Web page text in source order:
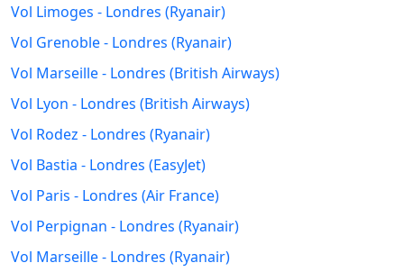
Vol Limoges - Londres (Ryanair)
Vol Grenoble - Londres (Ryanair)
Vol Marseille - Londres (British Airways)
Vol Lyon - Londres (British Airways)
Vol Rodez - Londres (Ryanair)
Vol Bastia - Londres (EasyJet)
Vol Paris - Londres (Air France)
Vol Perpignan - Londres (Ryanair)
Vol Marseille - Londres (Ryanair)